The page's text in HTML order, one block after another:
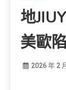
地
美歐
2026 年 2